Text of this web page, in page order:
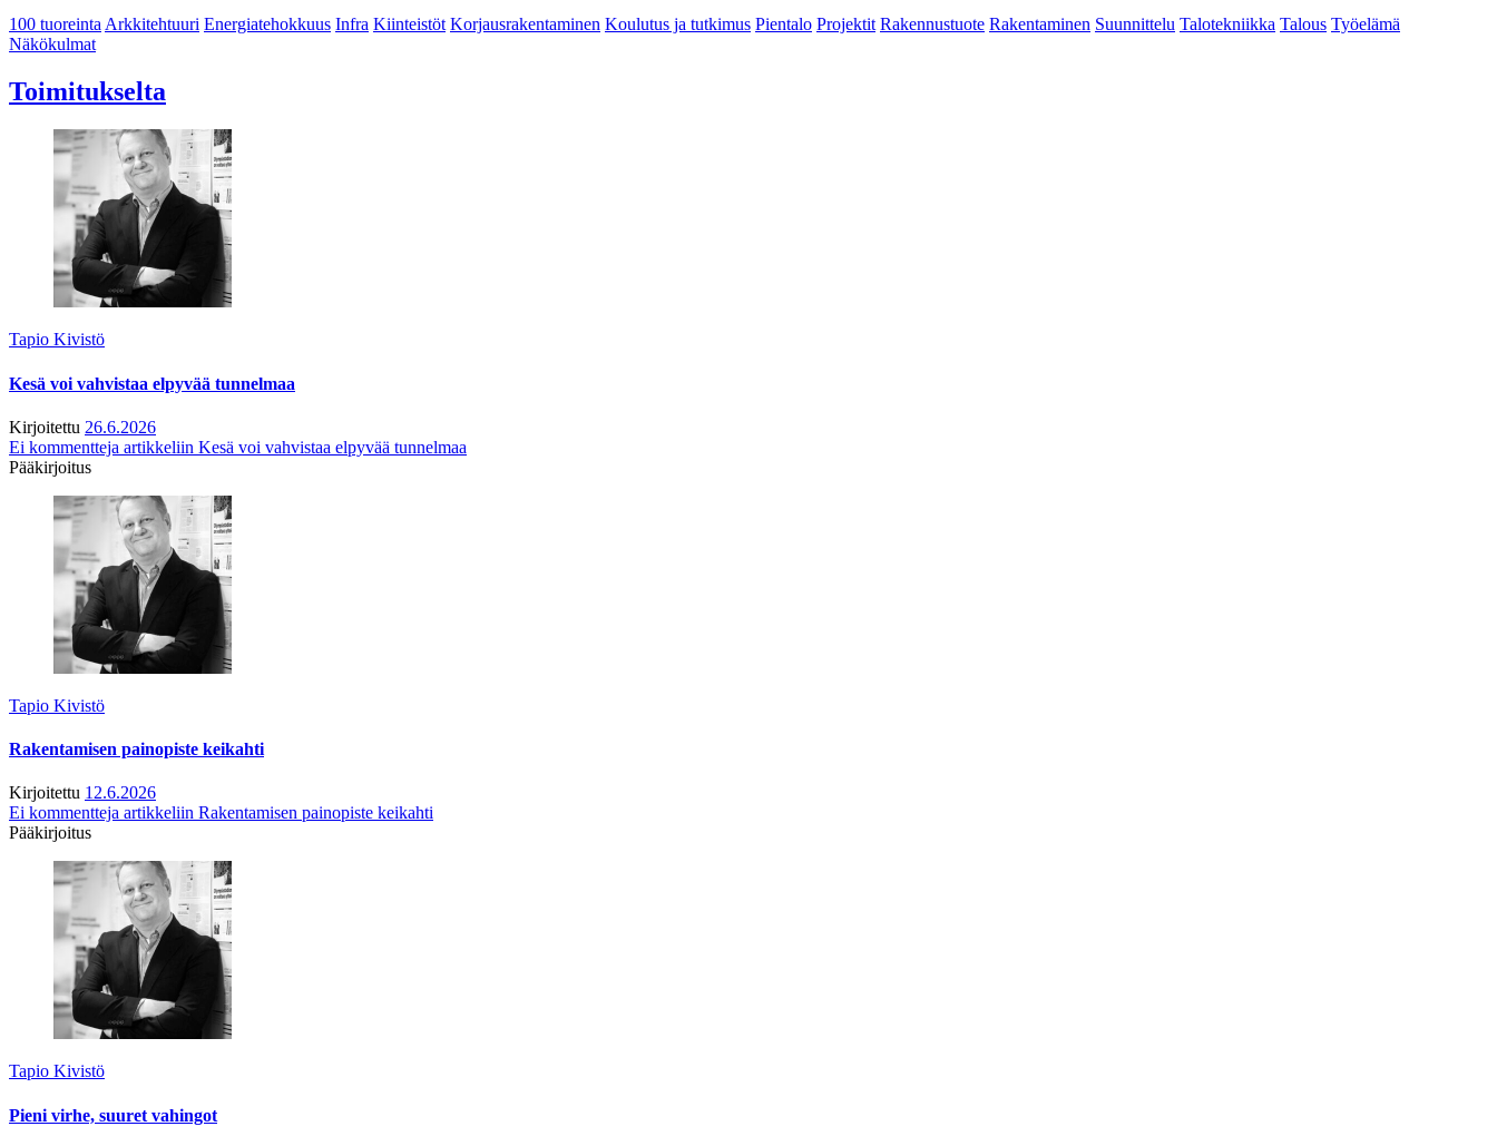
100 tuoreintaArkkitehtuuri Energiatehokkuus Infra Kiinteistöt Korjausrakentaminen Koulutus ja tutkimus Pientalo Projektit Rakennustuote Rakentaminen Suunnittelu Talotekniikka Talous Työelämä
Näkökulmat
Toimitukselta
Tapio Kivistö
Kesä voi vahvistaa elpyvää tunnelmaa
Kirjoitettu 26.6.2026
Ei kommentteja artikkeliin Kesä voi vahvistaa elpyvää tunnelmaa
Pääkirjoitus
Tapio Kivistö
Rakentamisen painopiste keikahti
Kirjoitettu 12.6.2026
Ei kommentteja artikkeliin Rakentamisen painopiste keikahti
Pääkirjoitus
Tapio Kivistö
Pieni virhe, suuret vahingot